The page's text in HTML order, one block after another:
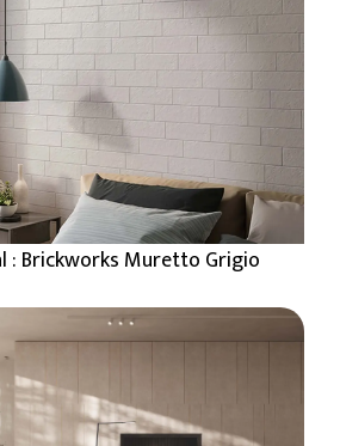
: Brickworks Muretto Grigio